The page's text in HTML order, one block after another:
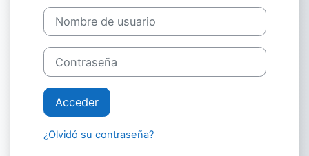
Nombre de usuario
Contraseña
Acceder
¿Olvidó su contraseña?